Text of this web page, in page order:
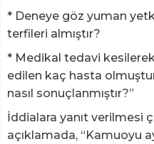
* Deneye göz yuman
terfileri almıştır?
* Medikal tedavi
edilen kaç hasta
nasıl sonuçlanmıştır?”
İddialara yanıt verilmesi
açıklamada, “Kamuoyu